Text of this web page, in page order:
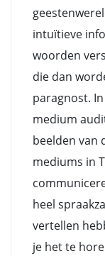
intuïtieve
woorden
die dan
paragnost.
medium
beelden van
mediums in
heel
vertellen
je het te